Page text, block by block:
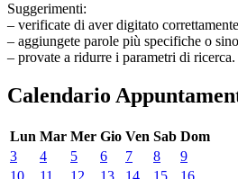
Suggerimenti:
– verificate di aver digitato
– aggiungete parole più specifiche o
– provate a ridurre i parametri di ricerca.
Calendario
Lun Mar Mer Gio Ven Sab Dom
3
4 5 6 7 8
9
10
11 12 13 14 15 16